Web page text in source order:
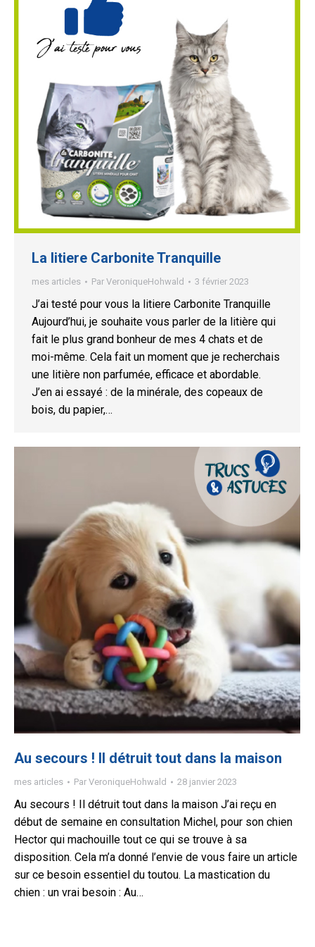
La litiere Carbonite Tranquille
mes articles Par VeroniqueHohwald 3 février 2023
J’ai testé pour vous la litiere Carbonite Tranquille
Aujourd’hui, je souhaite vous parler de la litière qui
fait le plus grand bonheur de mes 4 chats et de
moi-même. Cela fait un moment que je recherchais
une litière non parfumée, efficace et abordable.
J’en ai essayé : de la minérale, des copeaux de
bois, du papier,…
Au secours ! Il détruit tout dans la maison
mes articles Par VeroniqueHohwald 28 janvier 2023
Au secours ! Il détruit tout dans la maison J’ai reçu en
début de semaine en consultation Michel, pour son chien
Hector qui machouille tout ce qui se trouve à sa
disposition. Cela m’a donné l’envie de vous faire un article
sur ce besoin essentiel du toutou. La mastication du
chien : un vrai besoin : Au…